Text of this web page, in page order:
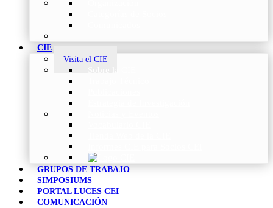
CIE
Visita el CIE
GRUPOS DE TRABAJO
SIMPOSIUMS
PORTAL LUCES CEI
COMUNICACIÓN